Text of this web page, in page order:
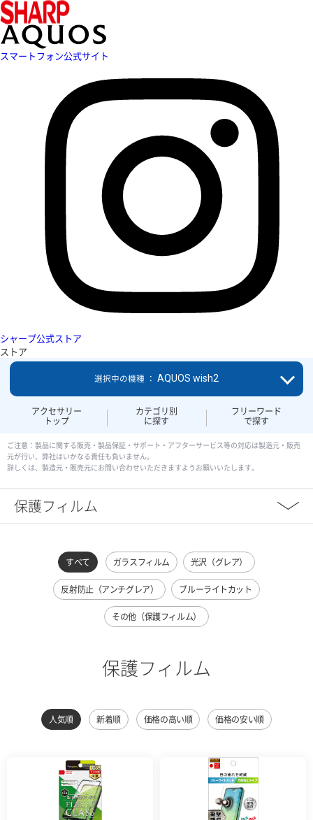
スマートフォン公式サイト
シャープ公式ストア
ストア
アクセサリー
トップ
カテゴリ別
に探す
フリーワード
で探す
選択中の機種 ： AQUOS wish2
ご注意：製品に関する販売・製品保証・サポート・アフターサービス等の対応は製造元・販売
元が行い、弊社はいかなる責任も負いません。
詳しくは、製造元・販売元にお問い合わせいただきますようお願いいたします。
保護フィルム
すべて ガラスフィルム 光沢（グレア）
反射防止（アンチグレア） ブルーライトカット
その他（保護フィルム）
保護フィルム
人気順 新着順 価格の高い順 価格の安い順